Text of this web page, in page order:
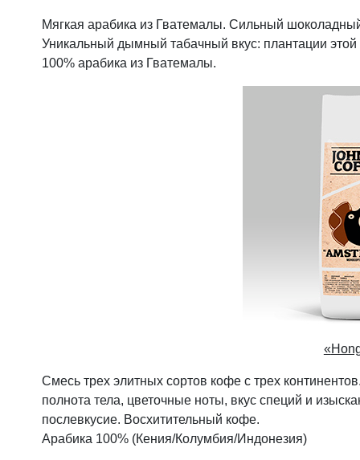
Мягкая арабика из Гватемалы. Сильный
Уникальный дымный табачный вкус: плантации
100% арабика из Гватемалы.
«
Смесь трех элитных сортов кофе с трех
полнота тела, цветочные ноты, вкус специй и
послевкусие. Восхитительный кофе.
Арабика 100% (Кения/Колумбия/Индонезия)